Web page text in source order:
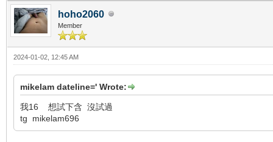
hoho2060
Member
2024-01-02, 12:45 AM
mikelam dateline=' Wrote:
我16 想試下含 沒試過
tg mikelam696